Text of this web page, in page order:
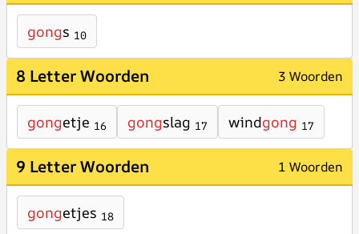
gongs 10
8 Letter Woorden 3 Woorden
gongetje 16 gongslag 17 windgong 17
9 Letter Woorden 1 Woorden
gongetjes 18